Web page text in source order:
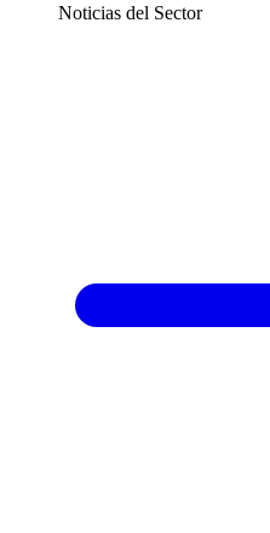
Noticias del Sector